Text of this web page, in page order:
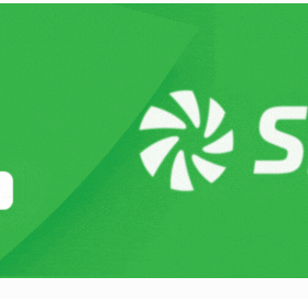
e exames especializados
R$ 8,5 bilhões e RO projeta
organiza celebração gratuita neste
no rio Madeira termina com
R$ 165 milhões